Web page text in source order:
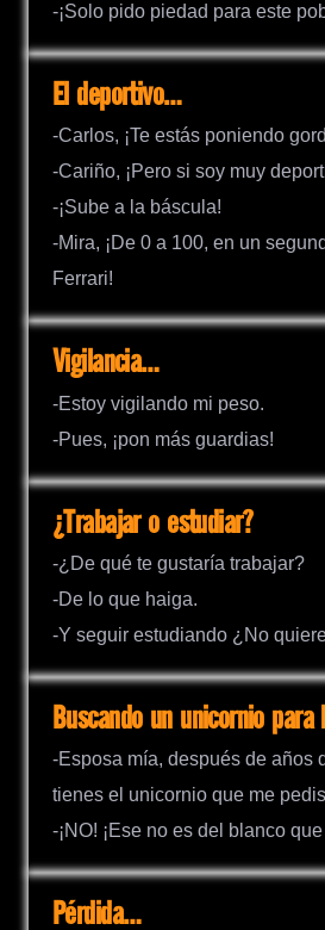
-¡Solo pido piedad para este
El deportivo…
-Carlos, ¡Te estás poniendo
-Cariño, ¡Pero si soy muy
-¡Sube a la báscula!
-Mira, ¡De 0 a 100, en un
Ferrari!
Vigilancia…
-Estoy vigilando mi peso.
-Pues, ¡pon más guardias!
¿Trabajar o estudiar?
-¿De qué te gustaría trabajar?
-De lo que haiga.
-Y seguir estudiando ¿No
Buscando un unicornio para
-Esposa mía, después de años
tienes el unicornio que me
-¡NO! ¡Ese no es del blanco
Pérdida…